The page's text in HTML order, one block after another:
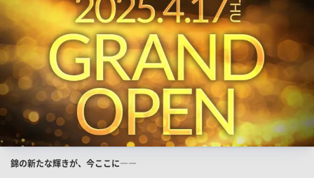
店
錦の新たな輝きが、今ここに――